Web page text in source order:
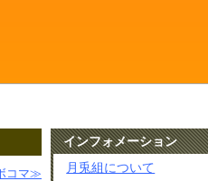
コマ≫
インフォメーション
月兎組について